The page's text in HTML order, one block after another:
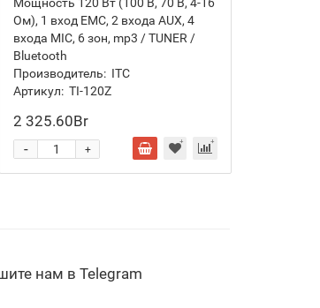
Ом), 1 вход EMC, 2 входа AUX, 4
входа MIC, 6 зон, mp3 / TUNER /
Bluetooth
Производитель: ITC
Артикул: TI-120Z
2 325.60Br
+
-
нам в Telegram